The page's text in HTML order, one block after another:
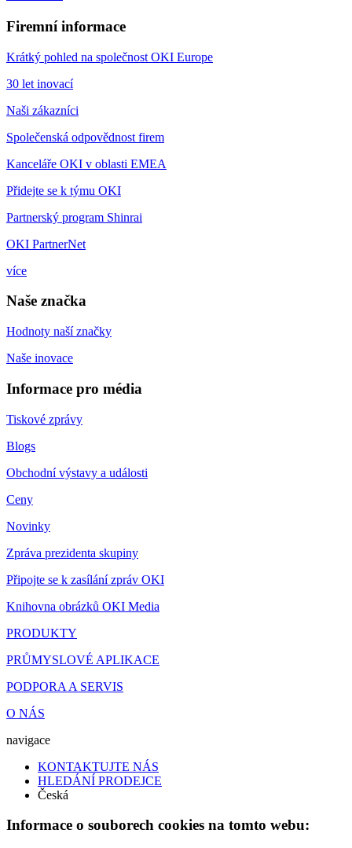
Firemní informace
Krátký pohled na společnost OKI Europe
30 let inovací
Naši zákazníci
Společenská odpovědnost firem
Kanceláře OKI v oblasti EMEA
Přidejte se k týmu OKI
Partnerský program Shinrai
OKI PartnerNet
více
Naše značka
Hodnoty naší značky
Naše inovace
Informace pro média
Tiskové zprávy
Blogs
Obchodní výstavy a události
Ceny
Novinky
Zpráva prezidenta skupiny
Připojte se k zasílání zpráv OKI
Knihovna obrázků OKI Media
PRODUKTY
PRŮMYSLOVÉ APLIKACE
PODPORA A SERVIS
O NÁS
navigace
KONTAKTUJTE NÁS
HLEDÁNÍ PRODEJCE
Česká
Informace o souborech cookies na tomto webu: